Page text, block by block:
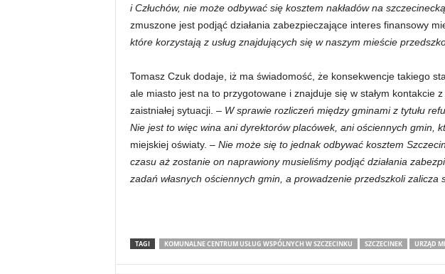
i Człuchów, nie może odbywać się kosztem nakładów na
zmuszone jest podjąć działania zabezpieczające interes finansowy
które korzystają z usług znajdujących się w naszym mieście
Tomasz Czuk dodaje, iż ma świadomość, że konsekwencje takiego
ale miasto jest na to przygotowane i znajduje się w stałym
zaistniałej sytuacji. – W sprawie rozliczeń między gminami z tytułu
Nie jest to więc wina ani dyrektorów placówek, ani ościennych gmin,
miejskiej oświaty. – Nie może się to jednak odbywać kosztem
czasu aż zostanie on naprawiony musieliśmy podjąć działania
zadań własnych ościennych gmin, a prowadzenie przedszkoli zalicza
TAGI KOMUNALNE CENTRUM USŁUG WSPÓLNYCH W SZCZECINKU SZCZECINEK URZĄD